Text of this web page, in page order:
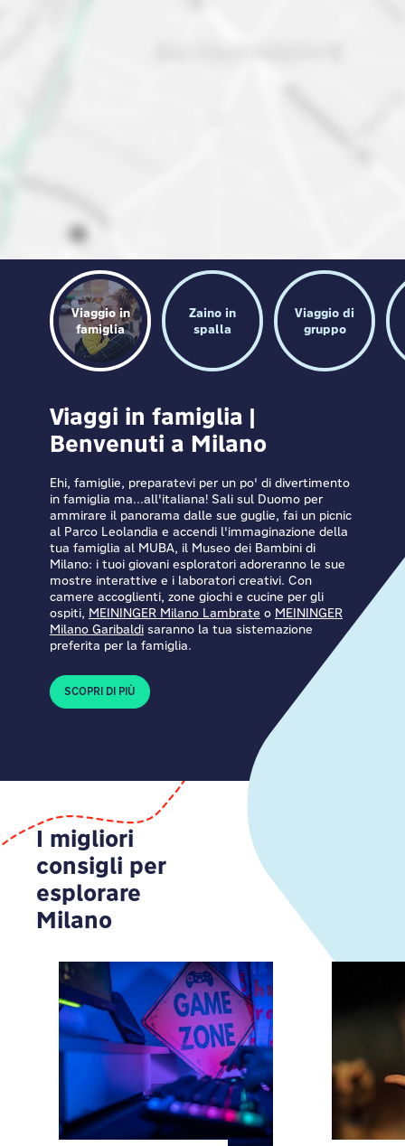
Viaggio in
famiglia
Zaino in
spalla
Viaggio di
gruppo
Viaggi in famiglia |
Benvenuti a Milano
Ehi, famiglie, preparatevi per un po' di divertimento
in famiglia ma...all'italiana! Sali sul Duomo per
ammirare il panorama dalle sue guglie, fai un picnic
al Parco Leolandia e accendi l'immaginazione della
tua famiglia al MUBA, il Museo dei Bambini di
Milano: i tuoi giovani esploratori adoreranno le sue
mostre interattive e i laboratori creativi. Con
camere accoglienti, zone giochi e cucine per gli
ospiti, MEININGER Milano Lambrate o MEININGER
Milano Garibaldi saranno la tua sistemazione
preferita per la famiglia.
SCOPRI DI PIÙ
I migliori
consigli per
esplorare
Milano